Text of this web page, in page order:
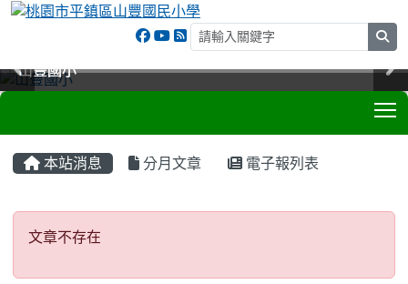
山豐國小
山豐國小
山豐國小
山豐國小
本站消息 分月文章 電子報列表
文章不存在
文章不存在